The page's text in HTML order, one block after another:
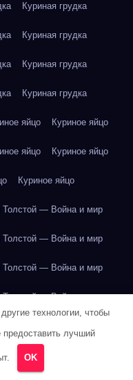
Куриная грудка
Куриная грудка
Куриная грудка
Куриная грудка
яйцо Куриное яйцо
яйцо Куриное яйцо
Куриное яйцо
Толстой — Война и мир
Толстой — Война и мир
Толстой — Война и мир
Толстой — Война и мир
— Война и мир
технологии, чтобы
предоставить лучший
OK